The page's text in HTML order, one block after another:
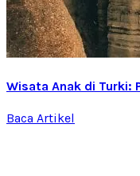
Wisata Anak di Turki:
Baca Artikel